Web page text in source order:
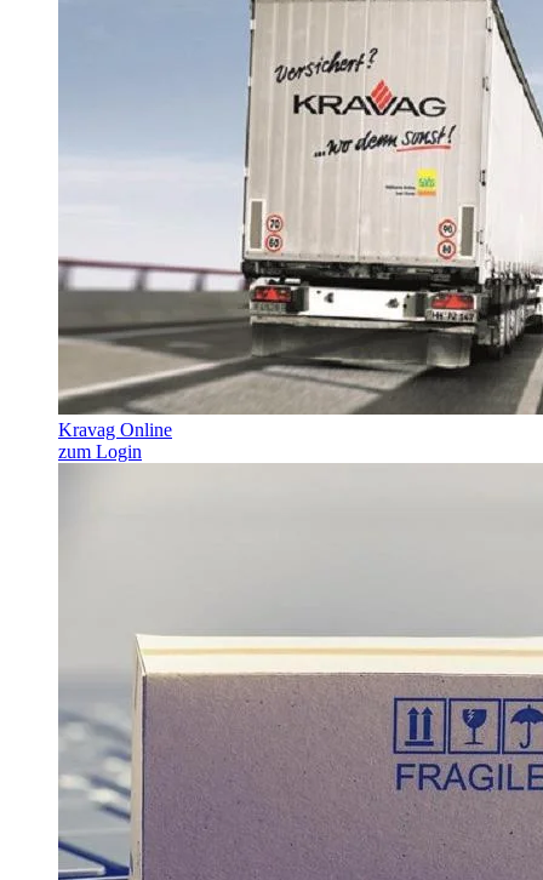
Kravag Online
zum Login